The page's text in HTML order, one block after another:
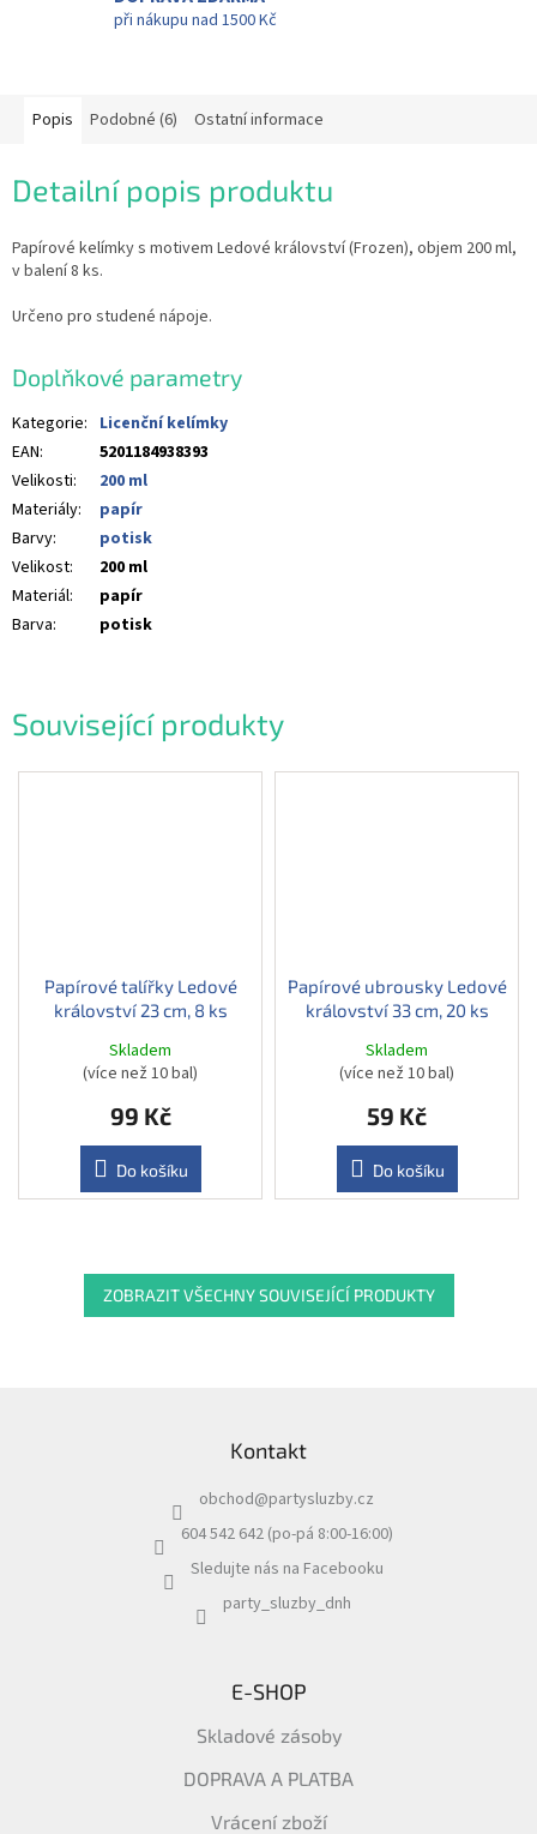
při nákupu nad 1500 Kč
Související produkty
Papírové talířky Ledové
království 23 cm, 8 ks
Skladem
(více než 10 bal)
99 Kč
Do košíku
Papírové ubrousky Ledové
království 33 cm, 20 ks
Skladem
(více než 10 bal)
59 Kč
Do košíku
ZOBRAZIT VŠECHNY SOUVISEJÍCÍ PRODUKTY
Popis Podobné (6) Ostatní informace
Detailní popis produktu
Papírové kelímky s motivem Ledové království (Frozen), objem 200 ml,
v balení 8 ks.
Určeno pro studené nápoje.
Doplňkové parametry
Kategorie: Licenční kelímky
EAN:
5201184938393
Velikosti:
200 ml
Materiály:
papír
Barvy:
potisk
Velikost:
200 ml
Materiál:
papír
Barva: potisk
Kontakt
obchod@partysluzby.cz
604 542 642 (po-pá 8:00-16:00)
Sledujte nás na Facebooku
party_sluzby_dnh
E-SHOP
Skladové zásoby
DOPRAVA A PLATBA
Vrácení zboží